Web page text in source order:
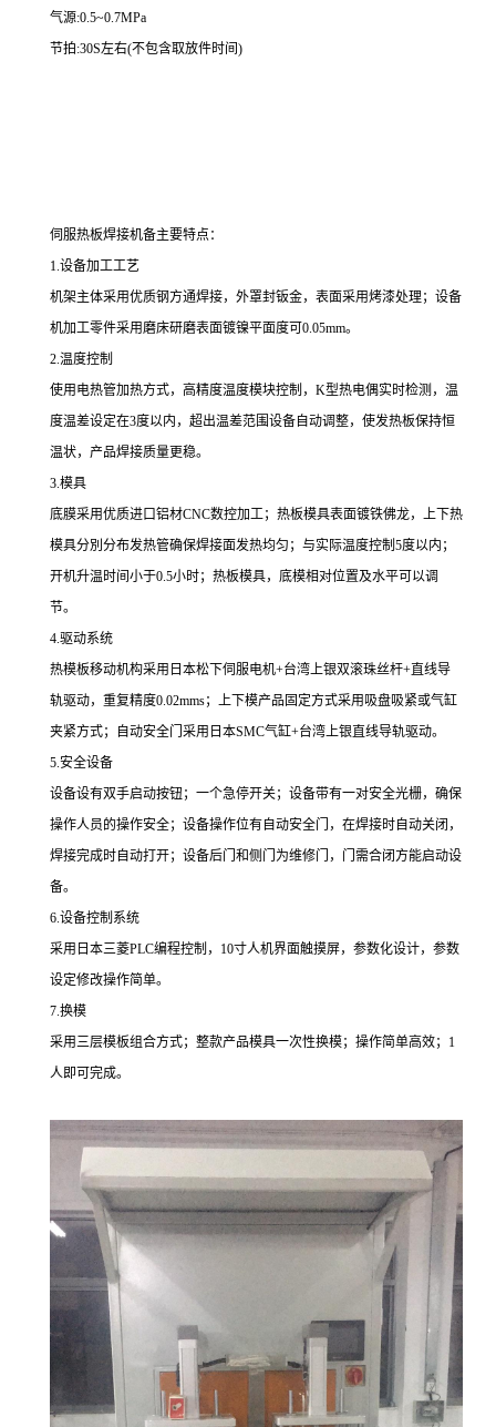
气源:0.5~0.7MPa
节拍:30S左右(不包含取放件时间)
伺服热板焊接机备主要特点：
1.设备加工工艺
机架主体采用优质钢方通焊接，外罩封钣金，表面采用烤漆处理；设备
机加工零件采用磨床研磨表面镀镍平面度可0.05mm。
2.温度控制
使用电热管加热方式，高精度温度模块控制，K型热电偶实时检测，温
度温差设定在3度以内，超出温差范围设备自动调整，使发热板保持恒
温状，产品焊接质量更稳。
3.模具
底膜采用优质进口铝材CNC数控加工；热板模具表面镀铁佛龙，上下热
模具分別分布发热管确保焊接面发热均匀；与实际温度控制5度以内；
开机升温时间小于0.5小时；热板模具，底模相对位置及水平可以调
节。
4.驱动系统
热模板移动机构采用日本松下伺服电机+台湾上银双滚珠丝杆+直线导
轨驱动，重复精度0.02mms；上下模产品固定方式采用吸盘吸紧或气缸
夹紧方式；自动安全门采用日本SMC气缸+台湾上银直线导轨驱动。
5.安全设备
设备设有双手启动按钮；一个急停开关；设备带有一对安全光栅，确保
操作人员的操作安全；设备操作位有自动安全门，在焊接时自动关闭，
焊接完成时自动打开；设备后门和侧门为维修门，门需合闭方能启动设
备。
6.设备控制系统
采用日本三菱PLC编程控制，10寸人机界面触摸屏，参数化设计，参数
设定修改操作简单。
7.换模
采用三层模板组合方式；整款产品模具一次性换模；操作简单高效；1
人即可完成。